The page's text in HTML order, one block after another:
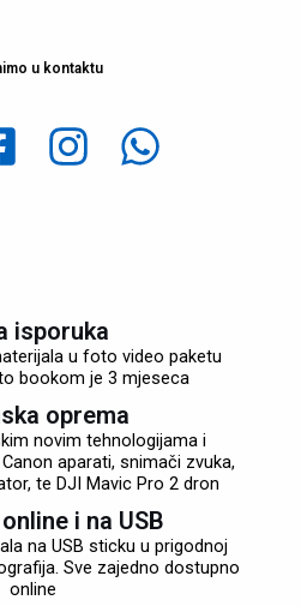
u kontaktu
isporuka
u foto video paketu
bookom je 3 mjeseca
oprema
novim tehnologijama i
aparati, snimači zvuka,
te DJI Mavic Pro 2 dron
i na USB
na USB sticku u prigodnoj
Sve zajedno dostupno
online